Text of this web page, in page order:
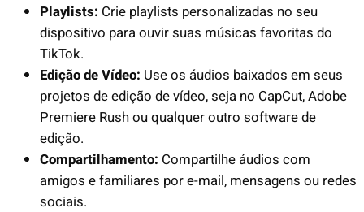
Playlists: Crie playlists personalizadas no seu
dispositivo para ouvir suas músicas favoritas do
TikTok.
Edição de Vídeo: Use os áudios baixados em seus
projetos de edição de vídeo, seja no CapCut, Adobe
Premiere Rush ou qualquer outro software de
edição.
Compartilhamento: Compartilhe áudios com
amigos e familiares por e-mail, mensagens ou redes
sociais.